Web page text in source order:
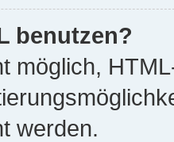
benutzen?
möglich,
werden.